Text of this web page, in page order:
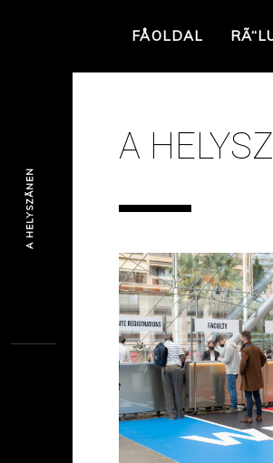
FÅOLDAL
A
A HELYSZÃ­NEN